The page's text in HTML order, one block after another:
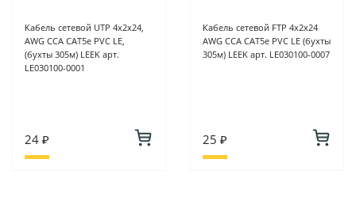
Кабель сетевой UTP 4х2х24,
AWG CCA CAT5e PVC LE,
(бухты 305м) LEEK арт.
LE030100-0001
24 ₽
Кабель сетевой FTP 4х2х24
AWG CCA CAT5e PVC LE (бухты
305м) LEEK арт. LE030100-0007
25 ₽